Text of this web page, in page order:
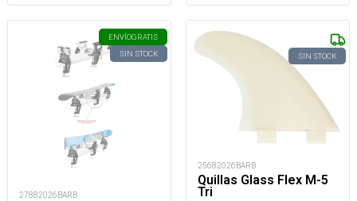
ENVÍOGRATIS
SIN STOCK
27882026BARB
SIN STOCK
25682026BARB
Quillas Glass Flex M-5
Tri